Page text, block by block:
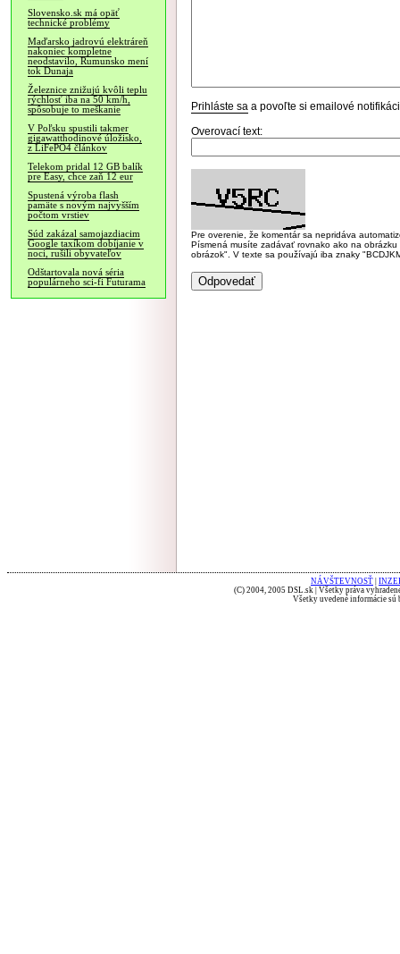
Slovensko.sk má opäť
technické problémy
Maďarsko jadrovú elektráreň
nakoniec kompletne
neodstavilo, Rumunsko mení
tok Dunaja
Železnice znižujú kvôli teplu
rýchlosť iba na 50 km/h,
spôsobuje to meškanie
V Poľsku spustili takmer
gigawatthodinové úložisko,
z LiFePO4 článkov
Telekom pridal 12 GB balík
pre Easy, chce zaň 12 eur
Spustená výroba flash
pamäte s novým najvyšším
počtom vrstiev
Súd zakázal samojazdiacim
Google taxíkom dobíjanie v
noci, rušili obyvateľov
Odštartovala nová séria
populárneho sci-fi Futurama
Prihláste sa a povoľte si emailové
Overovací text:
Pre overenie, že komentár sa nepridáva
Písmená musíte zadávať rovnako ako na
obrázok". V texte sa používajú iba znaky
NÁVŠTEVNOSŤ
(C) 2004, 2005 DSL.sk | Všetky práva
Všetky uvedené informácie sú